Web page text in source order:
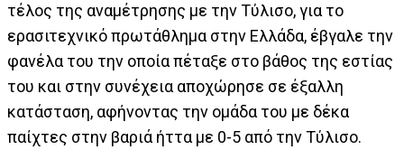
τέλος της αναμέτρησης με την Τύλισο, για το
ερασιτεχνικό πρωτάθλημα στην Ελλάδα, έβγαλε την
φανέλα του την οποία πέταξε στο βάθος της εστίας
του και στην συνέχεια αποχώρησε σε έξαλλη
κατάσταση, αφήνοντας την ομάδα του με δέκα
παίχτες στην βαριά ήττα με 0-5 από την Τύλισο.